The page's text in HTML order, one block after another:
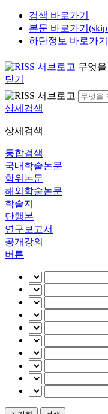
검색 바로가기
본문 바로가기(skip
하단정보 바로가기
무엇
닫기
상세검색
상세검색
통합검색
국내학술논문
학위논문
해외학술논문
학술지
단행본
연구보고서
공개강의
버튼